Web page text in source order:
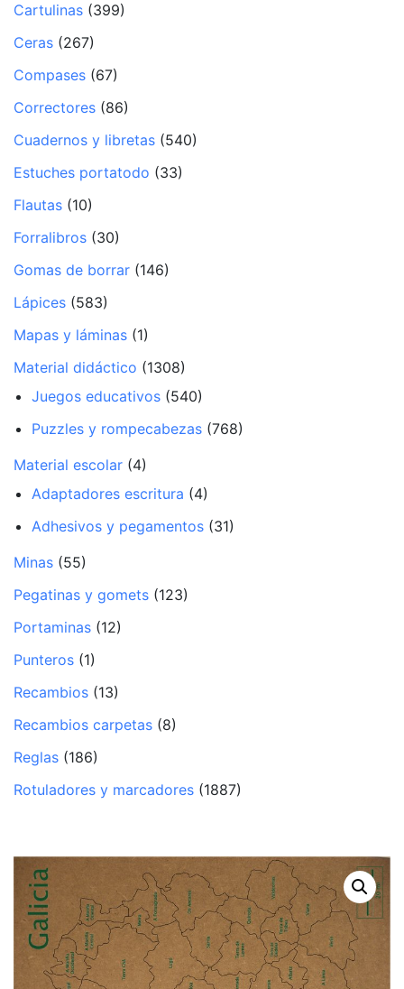
Cartulinas (399)
Ceras (267)
Compases (67)
Correctores (86)
Cuadernos y libretas (540)
Estuches portatodo (33)
Flautas (10)
Forralibros (30)
Gomas de borrar (146)
Lápices (583)
Mapas y láminas (1)
Material didáctico (1308)
Juegos educativos (540)
Puzzles y rompecabezas (768)
Material escolar (4)
Adaptadores escritura (4)
Adhesivos y pegamentos (31)
Minas (55)
Pegatinas y gomets (123)
Portaminas (12)
Punteros (1)
Recambios (13)
Recambios carpetas (8)
Reglas (186)
Rotuladores y marcadores (1887)